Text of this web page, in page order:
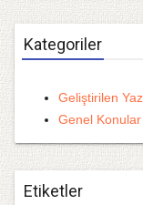
Kategoriler
Geliştirilen
Genel Konular
Etiketler